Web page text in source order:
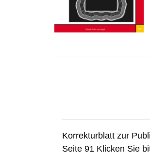
Korrekturblatt zur
Seite 91 Klicken Sie